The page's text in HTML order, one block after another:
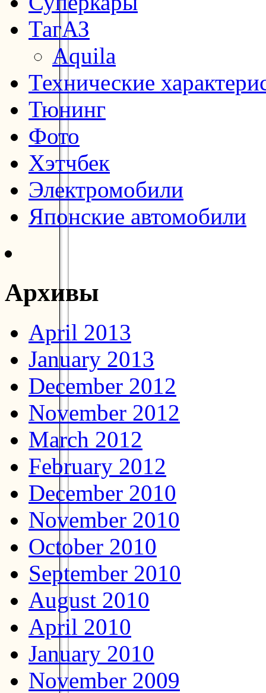
ТагАЗ
Aquila
Технические
Тюнинг
Фото
Хэтчбек
Электромобили
Японские автомобили
Архивы
April 2013
January 2013
December 2012
November 2012
March 2012
February 2012
December 2010
November 2010
October 2010
September 2010
August 2010
April 2010
January 2010
November 2009